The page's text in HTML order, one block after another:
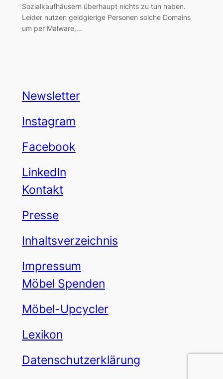
Sozialkaufhäusern überhaupt nichts zu tun haben.
Leider nutzen geldgierige Personen solche Domains
um per Malware,…
Newsletter
Instagram
Facebook
LinkedIn
Kontakt
Presse
Inhaltsverzeichnis
Impressum
Möbel Spenden
Möbel-Upcycler
Lexikon
Datenschutzerklärung